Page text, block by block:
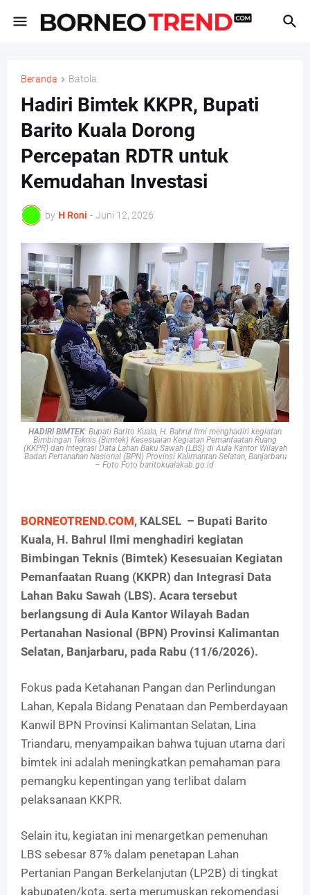
Beranda Batola
Hadiri Bimtek KKPR, Bupati
Barito Kuala Dorong
Percepatan RDTR untuk
Kemudahan Investasi
by H Roni - Juni 12, 2026
HADIRI BIMTEK: Bupati Barito Kuala, H. Bahrul Ilmi menghadiri kegiatan
Bimbingan Teknis (Bimtek) Kesesuaian Kegiatan Pemanfaatan Ruang
(KKPR) dan Integrasi Data Lahan Baku Sawah (LBS) di Aula Kantor Wilayah
Badan Pertanahan Nasional (BPN) Provinsi Kalimantan Selatan, Banjarbaru
– Foto Foto baritokualakab.go.id
BORNEOTREND.COM, KALSEL – Bupati Barito
Kuala, H. Bahrul Ilmi menghadiri kegiatan
Bimbingan Teknis (Bimtek) Kesesuaian Kegiatan
Pemanfaatan Ruang (KKPR) dan Integrasi Data
Lahan Baku Sawah (LBS). Acara tersebut
berlangsung di Aula Kantor Wilayah Badan
Pertanahan Nasional (BPN) Provinsi Kalimantan
Selatan, Banjarbaru, pada Rabu (11/6/2026).
Fokus pada Ketahanan Pangan dan Perlindungan
Lahan, Kepala Bidang Penataan dan Pemberdayaan
Kanwil BPN Provinsi Kalimantan Selatan, Lina
Triandaru, menyampaikan bahwa tujuan utama dari
bimtek ini adalah meningkatkan pemahaman para
pemangku kepentingan yang terlibat dalam
pelaksanaan KKPR.
Selain itu, kegiatan ini menargetkan pemenuhan
LBS sebesar 87% dalam penetapan Lahan
Pertanian Pangan Berkelanjutan (LP2B) di tingkat
kabupaten/kota, serta merumuskan rekomendasi